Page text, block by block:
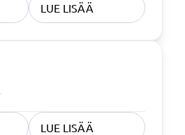
LUE LISÄÄ
LUE LISÄÄ